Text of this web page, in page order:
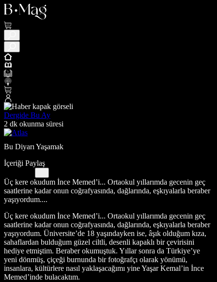
Dergide Bu Ay
2 dk okunma süresi
Bu Diyarı Yaşamak
İçeriği Paylaş
Üç kere okudum İnce Memed’i... Ortaokul yıllarımda gecenin geç
saatlerine kadar onun coğrafyasında, dağlarında, eşkıyalarla beraber
yaşıyordum....
Üç kere okudum İnce Memed’i... Ortaokul yıllarımda gecenin geç
saatlerine kadar onun coğrafyasında, dağlarında, eşkıyalarla beraber
yaşıyordum. Üniversite’de 18 yaşındayken ise, âşık olduğum kıza,
sahaflardan bulduğum güzel ciltli, desenli kapaklı bir çevirisini
hediye etmiştim. Beraber okumuştuk. Yıllar sonra da Türkiye’ye
yeni dönmüş, çiçeği burnunda bir fotoğrafçı olarak yönümü,
insanlara, kültürlere nasıl yaklaşacağımı yine Yaşar Kemal’in İnce
Memed’inde bulacaktım.